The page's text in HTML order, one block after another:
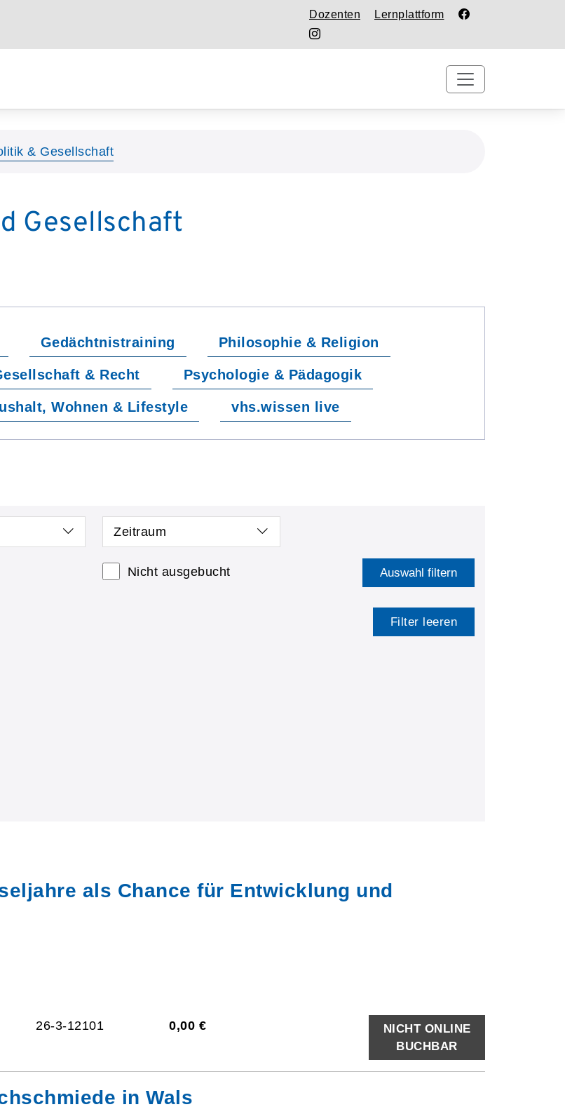
Dozenten Lernplattform
& Gesellschaft
Gesellschaft
Gedächtnistraining Philosophie & Religion
& Recht Psychologie & Pädagogik
Wohnen & Lifestyle vhs.wissen live
Zeitraum
Nicht ausgebucht Auswahl filtern
Filter leeren
als Chance für Entwicklung und
26-3-12101 0,00 €
NICHT ONLINE
BUCHBAR
in Wals